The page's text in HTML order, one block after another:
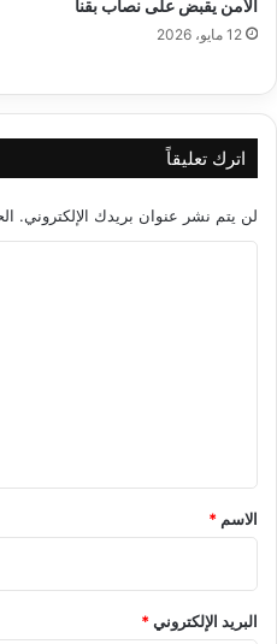
الأمن يقبض على نصاب بقنا
12 مايو، 2026
اترك تعليقاً
لن يتم نشر عنوان بريدك الإلكتروني.
*
الاسم *
البريد الإلكتروني*